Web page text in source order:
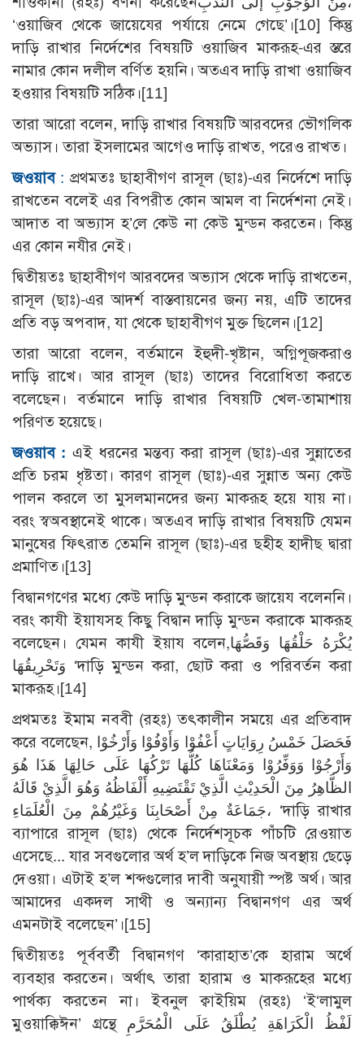
‘ওয়াজিব থেকে জায়েযের পর্যায়ে নেমে গেছে’।[10] কিন্তু
দাড়ি রাখার নির্দেশের বিষয়টি ওয়াজিব মাকরূহ-এর স্তরে
নামার কোন দলীল বর্ণিত হয়নি। অতএব দাড়ি রাখা ওয়াজিব
হওয়ার বিষয়টি সঠিক।[11]
তারা আরো বলেন, দাড়ি রাখার বিষয়টি আরবদের ভৌগলিক
অভ্যাস। তারা ইসলামের আগেও দাড়ি রাখত, পরেও রাখত।
জওয়াব : প্রথমতঃ ছাহাবীগণ রাসূল (ছাঃ)-এর নির্দেশে দাড়ি
রাখতেন বলেই এর বিপরীত কোন আমল বা নির্দেশনা নেই।
আদাত বা অভ্যাস হ’লে কেউ না কেউ মুন্ডন করতেন। কিন্তু
এর কোন নযীর নেই।
দ্বিতীয়তঃ ছাহাবীগণ আরবদের অভ্যাস থেকে দাড়ি রাখতেন,
রাসূল (ছাঃ)-এর আদর্শ বাস্তবায়নের জন্য নয়, এটি তাদের
প্রতি বড় অপবাদ, যা থেকে ছাহাবীগণ মুক্ত ছিলেন।[12]
তারা আরো বলেন, বর্তমানে ইহুদী-খৃষ্টান, অগ্নিপূজকরাও
দাড়ি রাখে। আর রাসূল (ছাঃ) তাদের বিরোধিতা করতে
বলেছেন। বর্তমানে দাড়ি রাখার বিষয়টি খেল-তামাশায়
পরিণত হয়েছে।
জওয়াব : এই ধরনের মন্তব্য করা রাসূল (ছাঃ)-এর সুন্নাতের
প্রতি চরম ধৃষ্টতা। কারণ রাসূল (ছাঃ)-এর সুন্নাত অন্য কেউ
পালন করলে তা মুসলমানদের জন্য মাকরূহ হয়ে যায় না।
বরং স্বঅবস্থানেই থাকে। অতএব দাড়ি রাখার বিষয়টি যেমন
মানুষের ফিৎরাত তেমনি রাসূল (ছাঃ)-এর ছহীহ হাদীছ দ্বারা
প্রমাণিত।[13]
বিদ্বানগণের মধ্যে কেউ দাড়ি মুন্ডন করাকে জায়েয বলেননি।
বরং কাযী ইয়াযসহ কিছু বিদ্বান দাড়ি মুন্ডন করাকে মাকরূহ
বলেছেন। যেমন কাযী ইয়ায বলেন,يُكْرَهُ حَلْقُهَا وَقَصُّهَا
وَتَحْرِيقُهَا ‘দাড়ি মুন্ডন করা, ছোট করা ও পরিবর্তন করা
মাকরূহ।[14]
প্রথমতঃ ইমাম নববী (রহঃ) তৎকালীন সময়ে এর প্রতিবাদ
করে বলেছেন, فَحَصَلَ خَمْسُ رِوَايَاتٍ أَعْفُوْا وَأَوْفُوْا وَأَرْخُوْا
وَأَرْجُوْا وَوَفِّرُوْا وَمَعْنَاهَا كُلُّهَا تَرْكُهَا عَلَى حَالِهَا هَذَا هُوَ
الظَّاهِرُ مِنَ الْحَدِيْثِ الَّذِيْ تَقْتَضِيهِ أَلْفَاظُهُ وَهُوَ الَّذِيْ قَالَهُ
جَمَاعَةٌ مِنْ أَصْحَابِنَا وَغَيْرُهُمْ مِنَ الْعُلَمَاءِ، ‘দাড়ি রাখার
ব্যাপারে রাসূল (ছাঃ) থেকে নির্দেশসূচক পাঁচটি রেওয়াত
এসেছে... যার সবগুলোর অর্থ হ’ল দাড়িকে নিজ অবস্থায় ছেড়ে
দেওয়া। এটাই হ’ল শব্দগুলোর দাবী অনুযায়ী স্পষ্ট অর্থ। আর
আমাদের একদল সাথী ও অন্যান্য বিদ্বানগণ এর অর্থ
এমনটাই বলেছেন’।[15]
দ্বিতীয়তঃ পূর্ববর্তী বিদ্বানগণ ‘কারাহাত’কে হারাম অর্থে
ব্যবহার করতেন। অর্থাৎ তারা হারাম ও মাকরূহের মধ্যে
পার্থক্য করতেন না। ইবনুল ক্বাইয়িম (রহঃ) ‘ই‘লামুল
মুওয়াক্কিঈন’ গ্রন্থে لَفْظُ الْكَرَاهَةِ يُطْلَقُ عَلَى الْمُحَرَّمِ